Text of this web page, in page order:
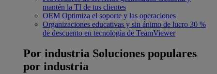
mantén la TI de tus clientes
OEM Optimiza el soporte y las operaciones
Organizaciones educativas y sin ánimo de lucro 30 %
de descuento en tecnología de TeamViewer
Por industria Soluciones populares
por industria